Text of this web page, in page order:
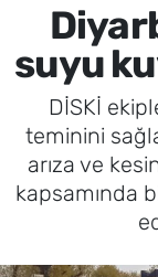
suyu
DİSKİ
teminini
arıza ve
kapsamında